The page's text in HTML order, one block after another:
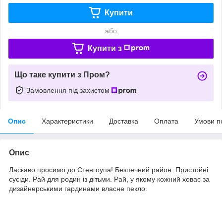
Купити
або
Купити з
Що таке купити з Пром?
Замовлення під захистом
Опис Характеристики Доставка Оплата Умови
Опис
Ласкаво просимо до Стенгоупа! Безпечний район. Пристойні
сусіди. Рай для родин із дітьми. Рай, у якому кожний ховає за
дизайнерськими гардинами власне пекло.